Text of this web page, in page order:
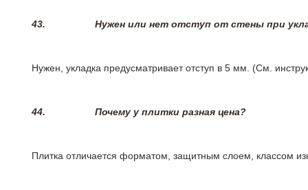
43. Нужен или нет отступ от стены при
Нужен, укладка предусматривает отступ в 5 мм. (См.
44. Почему у плитки разная цена?
Плитка отличается форматом, защитным слоем, классом